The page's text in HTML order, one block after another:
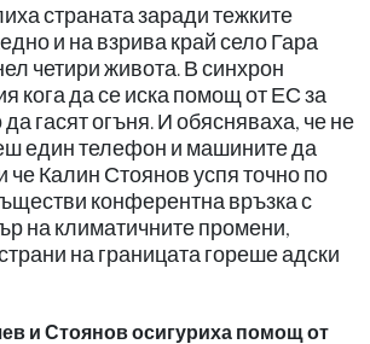
страната заради тежките
и на взрива край село Гара
четири живота. В синхрон
кога да се иска помощ от ЕС за
гасят огъня. И обясняваха, че не
един телефон и машините да
че Калин Стоянов успя точно по
конферентна връзка с
на климатичните промени,
на границата гореше адски
и Стоянов осигуриха помощ от